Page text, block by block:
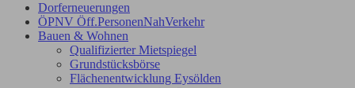
Dorferneuerungen
ÖPNV Öff.PersonenNahVerkehr
Bauen & Wohnen
Qualifizierter Mietspiegel
Grundstücksbörse
Flächenentwicklung Eysölden